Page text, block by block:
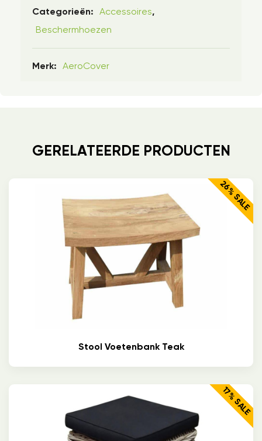
Categorieën: Accessoires,
Beschermhoezen
Merk: AeroCover
GERELATEERDE PRODUCTEN
26% SALE
Stool Voetenbank Teak
17% SALE